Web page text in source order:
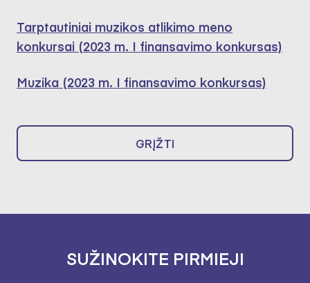
Tarptautiniai muzikos atlikimo meno
konkursai (2023 m. I finansavimo konkursas)
Muzika (2023 m. I finansavimo konkursas)
GRĮŽTI
SUŽINOKITE PIRMIEJI